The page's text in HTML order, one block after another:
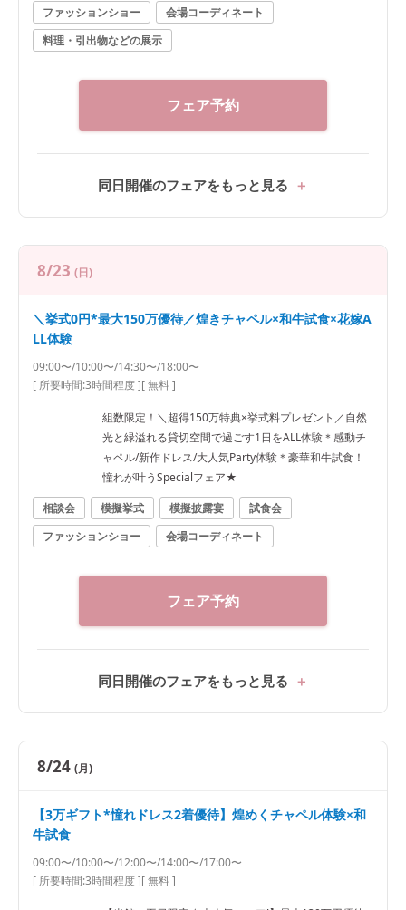
ファッションショー
会場コーディネート
料理・引出物などの展示
フェア予約
同日開催のフェアをもっと見る
8/23 (日)
＼挙式0円*最大150万優待／煌きチャペル×和牛試食×花嫁A
LL体験
09:00〜/10:00〜/14:30〜/18:00〜
[ 所要時間:3時間程度][ 無料 ]
組数限定！＼超得150万特典×挙式料プレゼント／自然
光と緑溢れる貸切空間で過ごす1日をALL体験＊感動チ
ャペル/新作ドレス/大人気Party体験＊豪華和牛試食！
憧れが叶うSpecialフェア★
相談会
模擬挙式 模擬披露宴
試食会
ファッションショー
会場コーディネート
フェア予約
同日開催のフェアをもっと見る
8/24 (月)
【3万ギフト*憧れドレス2着優待】煌めくチャペル体験×和
牛試食
09:00〜/10:00〜/12:00〜/14:00〜/17:00〜
[ 所要時間:3時間程度][ 無料 ]